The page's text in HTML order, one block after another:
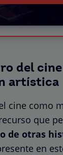
del
artística
cine como
que
de otras
en